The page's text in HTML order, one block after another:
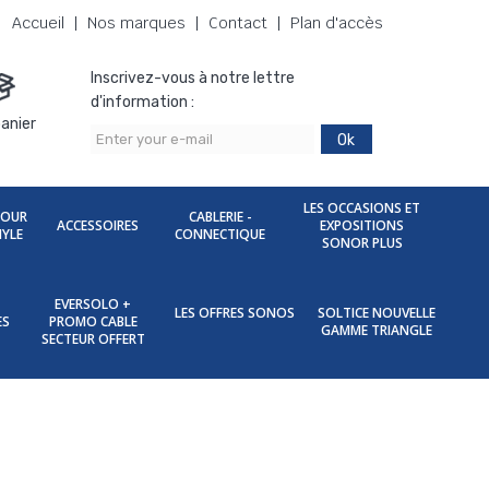
Accueil Nos marques Contact Plan d'accès
Inscrivez-vous à notre lettre
d'information :
Ok
ACCESSOIRES
CABLERIE -
CONNECTIQUE
LES OCCASIONS ET
EXPOSITIONS
SONOR PLUS
EVERSOLO +
PROMO CABLE
SECTEUR OFFERT
LES OFFRES SONOS
SOLTICE NOUVELLE
GAMME TRIANGLE